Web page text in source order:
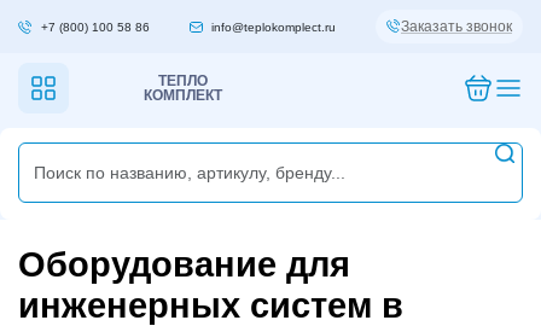
+7 (800) 100 58 86 info@teplokomplect.ru Заказать звонок
ТЕПЛО
КОМПЛЕКТ
Оборудование для
инженерных систем в